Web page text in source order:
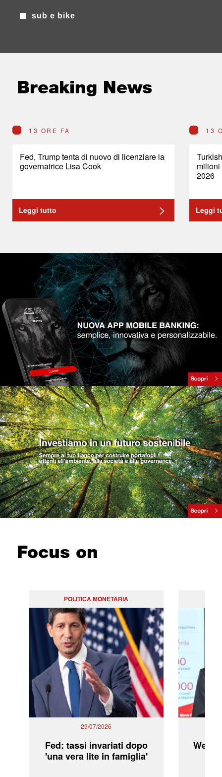
sub e bike
Breaking News
13 ORE FA
Fed, Trump tenta di nuovo di licenziare la
governatrice Lisa Cook
Leggi tutto
13
2026
Leggi
Focus on
POLITICA MONETARIA
29/07/2026
Fed: tassi invariati dopo
'una vera lite in famiglia'